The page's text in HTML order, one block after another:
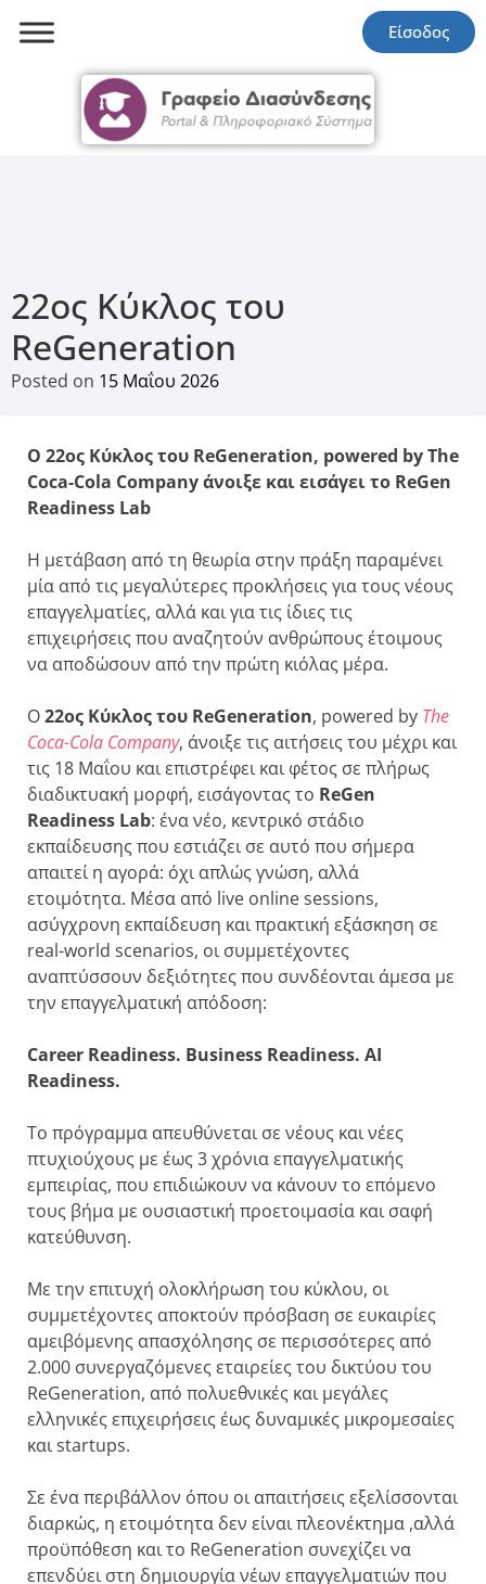
Είσοδος
22ος Κύκλος του
ReGeneration
Posted on 15 Μαΐου 2026
Ο 22ος Κύκλος του ReGeneration, powered by The
Coca-Cola Company άνοιξε και εισάγει το ReGen
Readiness Lab
Η μετάβαση από τη θεωρία στην πράξη παραμένει
μία από τις μεγαλύτερες προκλήσεις για τους νέους
επαγγελματίες, αλλά και για τις ίδιες τις
επιχειρήσεις που αναζητούν ανθρώπους έτοιμους
να αποδώσουν από την πρώτη κιόλας μέρα.
Ο22ος Κύκλος του ReGeneration, powered by The
Coca-Cola Company, άνοιξε τις αιτήσεις του μέχρι και
τις 18 Μαΐου και επιστρέφει και φέτος σε πλήρως
διαδικτυακή μορφή, εισάγοντας το ReGen
Readiness Lab: ένα νέο, κεντρικό στάδιο
εκπαίδευσης που εστιάζει σε αυτό που σήμερα
απαιτεί η αγορά: όχι απλώς γνώση, αλλά
ετοιμότητα. Μέσα από live online sessions,
ασύγχρονη εκπαίδευση και πρακτική εξάσκηση σε
real-world scenarios, οι συμμετέχοντες
αναπτύσσουν δεξιότητες που συνδέονται άμεσα με
την επαγγελματική απόδοση:
Career Readiness. Business Readiness. AI
Readiness.
Το πρόγραμμα απευθύνεται σε νέους και νέες
πτυχιούχους με έως 3 χρόνια επαγγελματικής
εμπειρίας, που επιδιώκουν να κάνουν το επόμενο
τους βήμα με ουσιαστική προετοιμασία και σαφή
κατεύθυνση.
Με την επιτυχή ολοκλήρωση του κύκλου, οι
συμμετέχοντες αποκτούν πρόσβαση σε ευκαιρίες
αμειβόμενης απασχόλησης σε περισσότερες από
2.000 συνεργαζόμενες εταιρείες του δικτύου του
ReGeneration, από πολυεθνικές και μεγάλες
ελληνικές επιχειρήσεις έως δυναμικές μικρομεσαίες
και startups.
Σε ένα περιβάλλον όπου οι απαιτήσεις εξελίσσονται
διαρκώς, η ετοιμότητα δεν είναι πλεονέκτημα ,αλλά
προϋπόθεση και το ReGeneration συνεχίζει να
επενδύει στη δημιουργία νέων επαγγελματιών που